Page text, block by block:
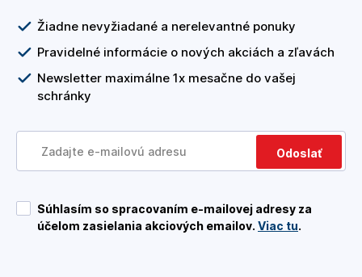
Žiadne nevyžiadané a nerelevantné ponuky
Pravidelné informácie o nových akciách a zľavách
Newsletter maximálne 1x mesačne do vašej
schránky
Odoslať
Súhlasím so spracovaním e-mailovej adresy za
účelom zasielania akciových emailov. Viac tu.